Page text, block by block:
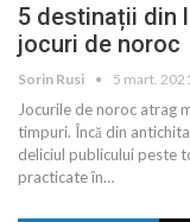
5 destinații din
jocuri de noroc
Sorin Rusi 5 mart. 2021
Jocurile de noroc atrag
timpuri. Încă din
deliciul publicului peste
practicate în…